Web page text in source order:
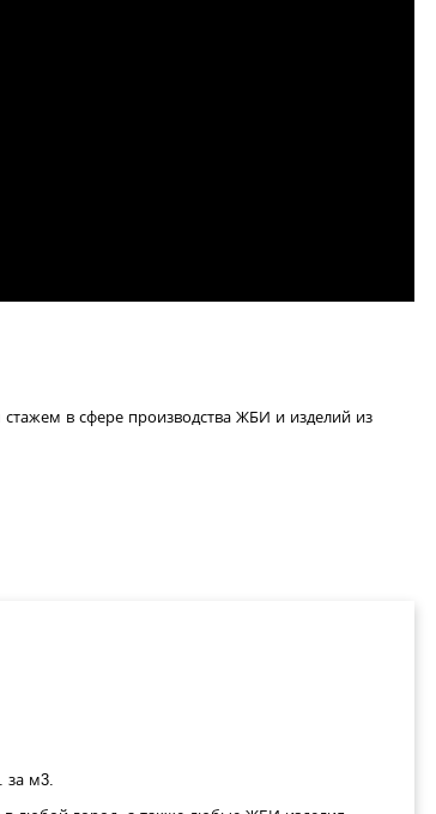
стажем в сфере производства ЖБИ и изделий из
за м3.